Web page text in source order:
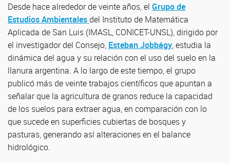
Desde hace alrededor de veinte años, el Grupo de
Estudios Ambientalesdel Instituto de Matemática
Aplicada de San Luis (IMASL, CONICET-UNSL), dirigido por
el investigador del Consejo, Esteban Jobbágy, estudia la
dinámica del agua y su relación con el uso del suelo en la
llanura argentina. A lo largo de este tiempo, el grupo
publicó más de veinte trabajos científicos que apuntan a
señalar que la agricultura de granos reduce la capacidad
de los suelos para extraer agua, en comparación con lo
que sucede en superficies cubiertas de bosques y
pasturas, generando así alteraciones en el balance
hidrológico.